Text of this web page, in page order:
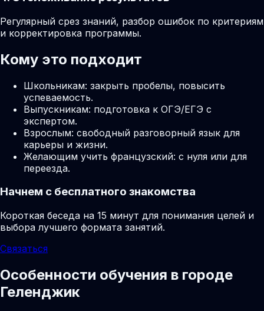
Регулярный срез знаний, разбор ошибок по критериям
и корректировка программы.
Кому это подходит
Школьникам: закрыть пробелы, повысить
успеваемость.
Выпускникам: подготовка к ОГЭ/ЕГЭ с
экспертом.
Взрослым: свободный разговорный язык для
карьеры и жизни.
Желающим учить французский: с нуля или для
переезда.
Начнем с бесплатного знакомства
Короткая беседа на 15 минут для понимания целей и
выбора лучшего формата занятий.
Связаться
Особенности обучения в городе
Геленджик